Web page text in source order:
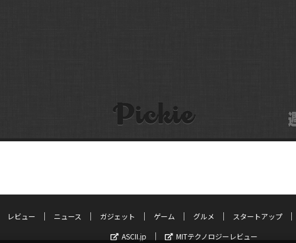
レビュー ニュース ガジェット ゲーム グルメ スタートアップ
ASCII.jp
MITテクノロジーレビュー